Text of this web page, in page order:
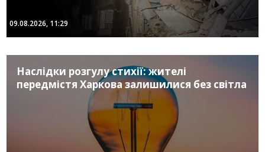
09.08.2026, 11:29
Наслідки розгулу стихії: жителі
передмістя Харкова залишилися без світла